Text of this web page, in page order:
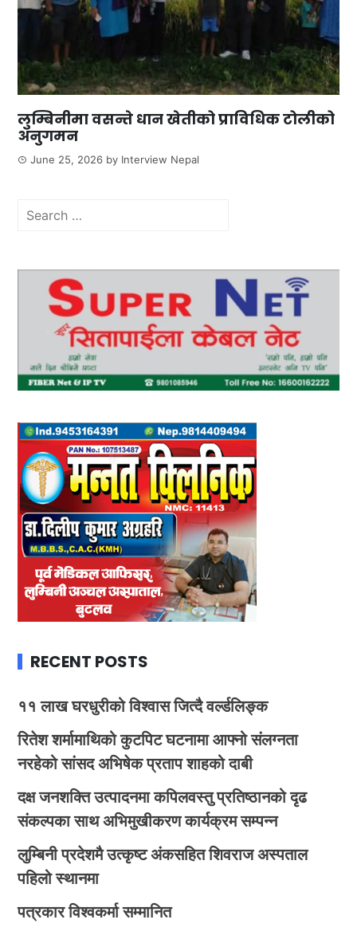
लुम्बिनीमा वसन्ते धान खेतीको प्राविधिक टोलीको
अनुगमन
June 25, 2026 by Interview Nepal
Search
RECENT POSTS
११ लाख घरधुरीको विश्वास जित्दै वर्ल्डलिङ्क
रितेश शर्मामाथिको कुटपिट घटनामा आफ्नो संलग्नता
नरहेको सांसद अभिषेक प्रताप शाहको दाबी
दक्ष जनशक्ति उत्पादनमा कपिलवस्तु प्रतिष्ठानको दृढ
संकल्पका साथ अभिमुखीकरण कार्यक्रम सम्पन्न
लुम्बिनी प्रदेशमै उत्कृष्ट अंकसहित शिवराज अस्पताल
पहिलो स्थानमा
पत्रकार विश्वकर्मा सम्मानित